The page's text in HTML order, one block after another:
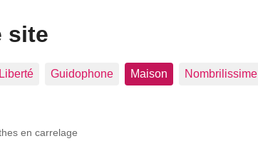
site
Guidophone Maison Nombrilissime
en carrelage